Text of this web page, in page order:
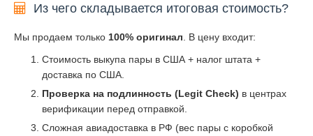
Из чего складывается итоговая стоимость?
Мы продаем только 100% оригинал . В цену входит:
Стоимость выкупа пары в США + налог штата +
доставка по США.
Проверка на подлинность (Legit Check) в центрах
верификации перед отправкой.
Сложная авиадоставка в РФ (вес пары с коробкой